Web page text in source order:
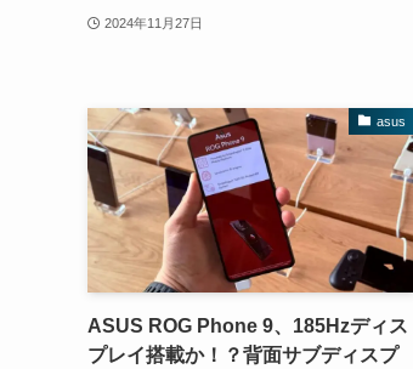
2024年11月27日
asus
ASUS ROG Phone 9、185Hzディス
プレイ搭載か！？背面サブディスプ